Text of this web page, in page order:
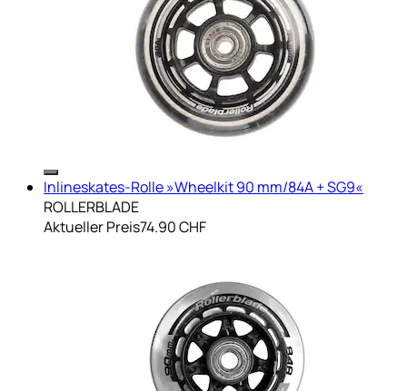
Inlineskates-Rolle »Wheelkit 90 mm/84A + SG9«
ROLLERBLADE
Aktueller Preis74.90 CHF